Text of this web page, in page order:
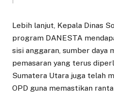
Lebih lanjut, Kepala Dinas
program DANESTA
sisi anggaran, sumber daya
pemasaran yang terus
Sumatera Utara juga telah
OPD guna memastikan